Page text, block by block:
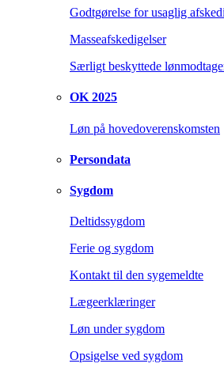
Godtgørelse for usaglig
Masseafskedigelser
Særligt beskyttede
OK 2025
Løn på hovedoverenskomsten
Persondata
Sygdom
Deltidssygdom
Ferie og sygdom
Kontakt til den sygemeldte
Lægeerklæringer
Løn under sygdom
Opsigelse ved sygdom